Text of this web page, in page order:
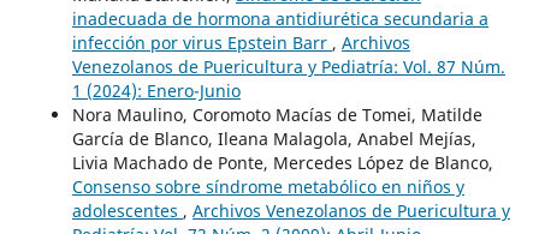
inadecuada de hormona antidiurética secundaria a
infección por virus Epstein Barr , Archivos
Venezolanos de Puericultura y Pediatría: Vol. 87 Núm.
1 (2024): Enero-Junio
Nora Maulino, Coromoto Macías de Tomei, Matilde
García de Blanco, Ileana Malagola, Anabel Mejías,
Livia Machado de Ponte, Mercedes López de Blanco,
Consenso sobre síndrome metabólico en niños y
adolescentes , Archivos Venezolanos de Puericultura y